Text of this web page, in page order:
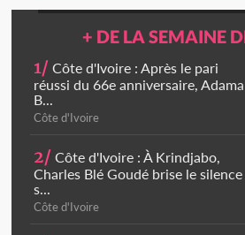
+ DE LA SEMAINE
1/ Côte d'Ivoire : Après le pari
réussi du 66e anniversaire, Adama
B...
Côte d'Ivoire
2/ Côte d'Ivoire : À Krindjabo,
Charles Blé Goudé brise le silence
s...
Côte d'Ivoire